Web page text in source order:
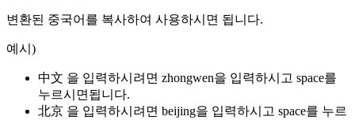
변환된 중국어를 복사하여 사용하시면 됩니다.
예시)
中文 을 입력하시려면 zhongwen을 입력하시고 space를
누르시면됩니다.
北京 을 입력하시려면 beijing을 입력하시고 space를 누르